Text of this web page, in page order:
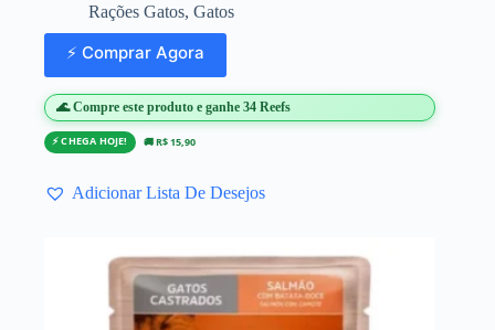
Rações Gatos, Gatos
⚡ Comprar Agora
🌊 Compre este produto e ganhe 34 Reefs
⚡ CHEGA HOJE! 🚚 R$ 15,90
Adicionar Lista De Desejos